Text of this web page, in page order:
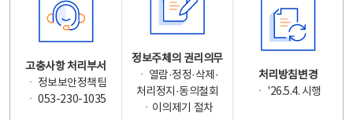
고충사항 처리부서
ㆍ 정보보안정책팀
ㆍ 053-230-1035
정보주체의 권리의무
ㆍ 열람·정정·삭제·
처리정지·동의철회
ㆍ이의제기 절차
처리방침변경
ㆍ '26.5.4. 시행